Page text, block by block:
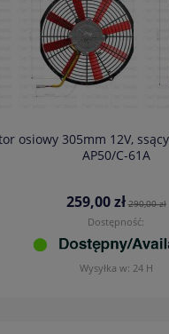
osiowy 305mm 12V,
AP50/C-61A
259,00 zł 290,00 zł
Dostępność:
Wysyłka w: 24 H